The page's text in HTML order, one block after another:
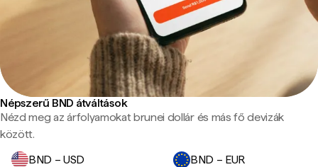
Népszerű BND átváltások
Nézd meg az árfolyamokat brunei dollár és más fő devizák
között.
BND – USD
BND – EUR